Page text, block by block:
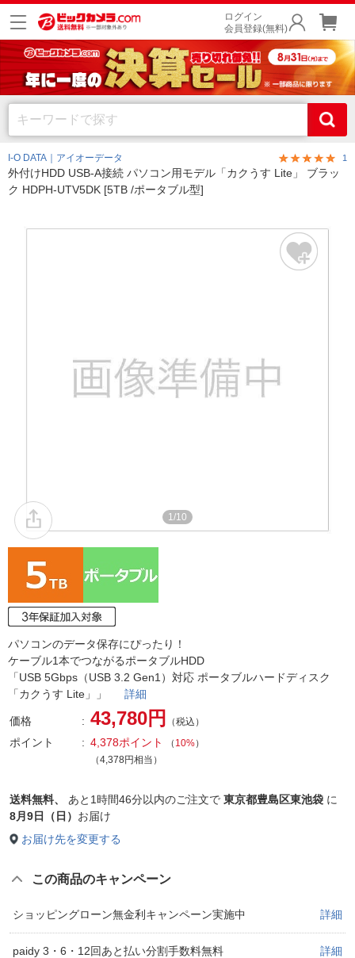
ログイン
会員登録(無料)
I-O DATA｜アイオーデータ 1
外付けHDD USB-A接続 パソコン用モデル「カクうす Lite」 ブラッ
ク HDPH-UTV5DK [5TB /ポータブル型]
1/10
パソコンのデータ保存にぴったり！
ケーブル1本でつながるポータブルHDD
「USB 5Gbps（USB 3.2 Gen1）対応 ポータブルハードディスク
「カクうす Lite」」 詳細
価格 43,780円 （税込）
ポイント 4,378ポイント （ 10%）
（4,378円相当）
送料無料、 あと 1時間46分以内のご注文で 東京都豊島区東池袋 に
8月9日（日） お届け
お届け先を変更する
この商品のキャンペーン
ショッピングローン無金利キャンペーン実施中 詳細
paidy 3・6・12回あと払い分割手数料無料 詳細